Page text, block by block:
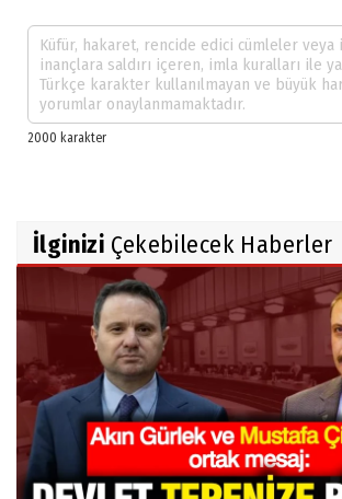
İlginizi Çekebilecek Haberler